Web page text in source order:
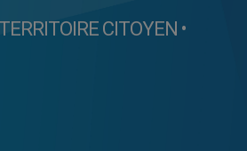
CITOYEN •